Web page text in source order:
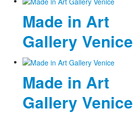
Events
Presse
Fotos
Publikationen
Texte
Sammlungen
Made in Art
Gallery Venice
Made in Art
Gallery Venice